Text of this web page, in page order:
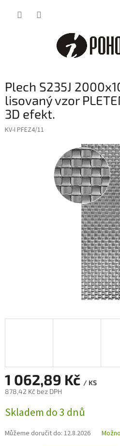
Plech S235J
lisovaný vzor
3D efekt.
KV-I PFEZ4/11
1 062,89 Kč / KS
878,42 Kč bez DPH
cena:
Skladem do 3 dnů
Můžeme doručit do: 12.8.2026